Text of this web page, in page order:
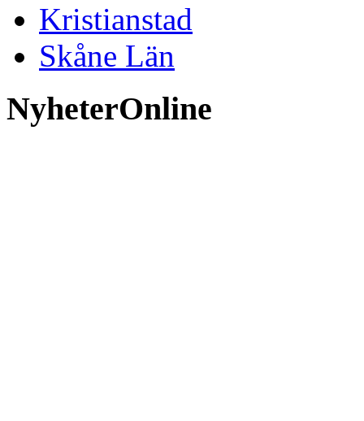
Kristianstad
Skåne Län
NyheterOnline